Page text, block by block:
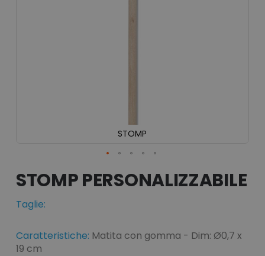
STOMP
all'inizio
della
di
STOMP
Taglie:
Caratteristiche: Matita con gomma - Dim: Ø0,7 x
19 cm